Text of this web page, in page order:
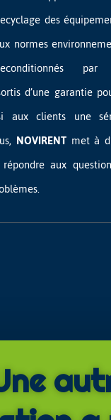
des
normes
par
d’une garantie
aux clients une
NOVIRENT met à
répondre aux